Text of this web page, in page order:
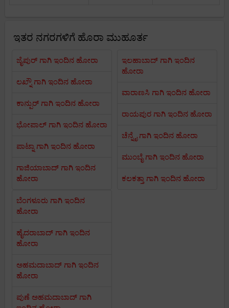
ಇತರ ನಗರಗಳಿಗೆ ಹೊರಾ ಮುಹೂರ್ತ
ಜೈಪುರ್ ಗಾಗಿ ಇಂದಿನ ಹೋರಾ
ಲಖ್ನೌ ಗಾಗಿ ಇಂದಿನ ಹೋರಾ
ಕಾನ್ಪುರ್ ಗಾಗಿ ಇಂದಿನ ಹೋರಾ
ಭೋಪಾಲ್ ಗಾಗಿ ಇಂದಿನ ಹೋರಾ
ಪಾಟ್ನಾ ಗಾಗಿ ಇಂದಿನ ಹೋರಾ
ಗಾಜಿಯಾಬಾದ್ ಗಾಗಿ ಇಂದಿನ
ಹೋರಾ
ಇಲಹಾಬಾದ್ ಗಾಗಿ ಇಂದಿನ
ಹೋರಾ
ವಾರಾಣಸಿ ಗಾಗಿ ಇಂದಿನ ಹೋರಾ
ರಾಯಪುರ ಗಾಗಿ ಇಂದಿನ ಹೋರಾ
ಚೆನ್ನೈ ಗಾಗಿ ಇಂದಿನ ಹೋರಾ
ಮುಂಬೈ ಗಾಗಿ ಇಂದಿನ ಹೋರಾ
ಕಲಕತ್ತಾ ಗಾಗಿ ಇಂದಿನ ಹೋರಾ
ಬೆಂಗಳೂರು ಗಾಗಿ ಇಂದಿನ
ಹೋರಾ
ಹೈದರಾಬಾದ್ ಗಾಗಿ ಇಂದಿನ
ಹೋರಾ
ಅಹಮದಾಬಾದ್ ಗಾಗಿ ಇಂದಿನ
ಹೋರಾ
ಪುಣೆ ಅಹಮದಾಬಾದ್ ಗಾಗಿ